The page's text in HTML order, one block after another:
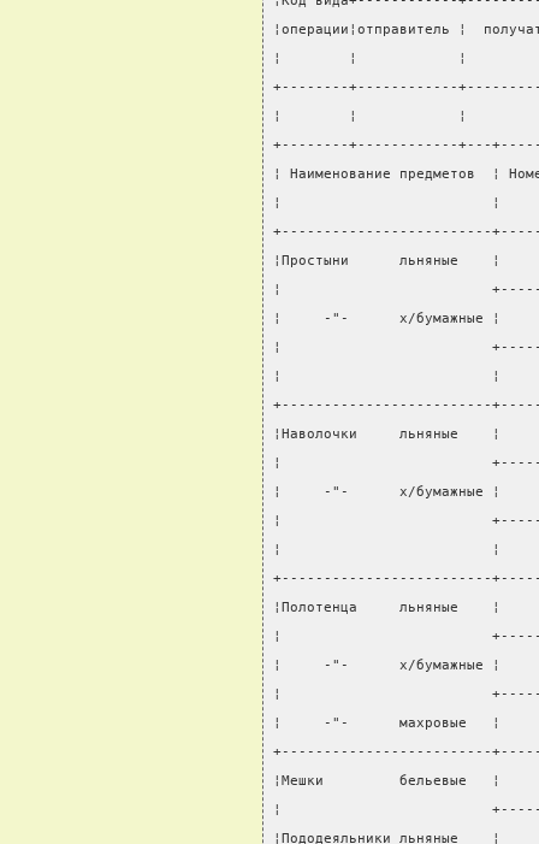
¦операции¦отправитель ¦
¦        ¦            ¦
+--------+------------
¦        ¦            ¦
+--------+------------+---
¦ Наименование предметов  ¦
¦                         ¦
+-------------------------
¦Простыни      льняные
¦
¦     -"-      х/бумажные
¦
¦                         ¦
+-------------------------
¦Наволочки
¦
¦     -"-      х/бумажные
¦
¦                         ¦
+-------------------------
¦Полотенца
¦
¦     -"-      х/бумажные
¦
¦     -"-      махровые
+-------------------------
¦Мешки         бельевые
¦
¦Пододеяльники